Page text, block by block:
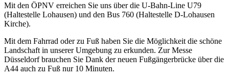
Mit den ÖPNV erreichen Sie uns über die U-Bahn-Line U79
(Haltestelle Lohausen) und den Bus 760 (Haltestelle D-Lohausen
Kirche).
Mit dem Fahrrad oder zu Fuß haben Sie die Möglichkeit die schöne
Landschaft in unserer Umgebung zu erkunden. Zur Messe
Düsseldorf brauchen Sie Dank der neuen Fußgängerbrücke über die
A44 auch zu Fuß nur 10 Minuten.